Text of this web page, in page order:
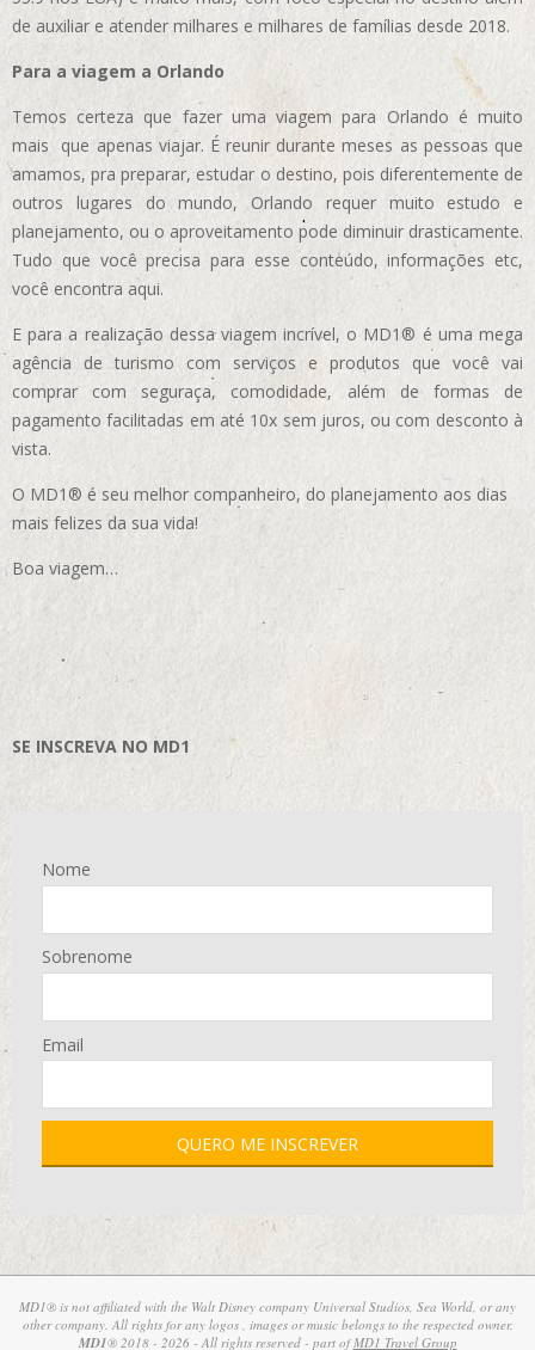
de auxiliar e atender milhares e milhares de famílias desde 2018.
Para a viagem a Orlando
Temos certeza que fazer uma viagem para Orlando é muito
mais que apenas viajar. É reunir durante meses as pessoas que
amamos, pra preparar, estudar o destino, pois diferentemente de
outros lugares do mundo, Orlando requer muito estudo e
planejamento, ou o aproveitamento pode diminuir drasticamente.
Tudo que você precisa para esse conteúdo, informações etc,
você encontra aqui.
E para a realização dessa viagem incrível, o MD1® é uma mega
agência de turismo com serviços e produtos que você vai
comprar com seguraça, comodidade, além de formas de
pagamento facilitadas em até 10x sem juros, ou com desconto à
vista.
O MD1® é seu melhor companheiro, do planejamento aos dias
mais felizes da sua vida!
Boa viagem…
SE INSCREVA NO MD1
Nome
Sobrenome
Email
MD1® is not affiliated with the Walt Disney company Universal Studios, Sea World, or any
other company. All rights for any logos , images or music belongs to the respected owner.
MD1® 2018 - 2026 - All rights reserved - part ofMD1 Travel Group